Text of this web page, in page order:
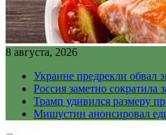
8 августа, 2026
Украине предрекли обвал
Россия заметно сократила
Трамп удивился размеру
Мишустин анонсировал